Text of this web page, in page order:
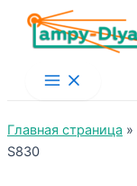
Main
Menu
Главная страница »
S830